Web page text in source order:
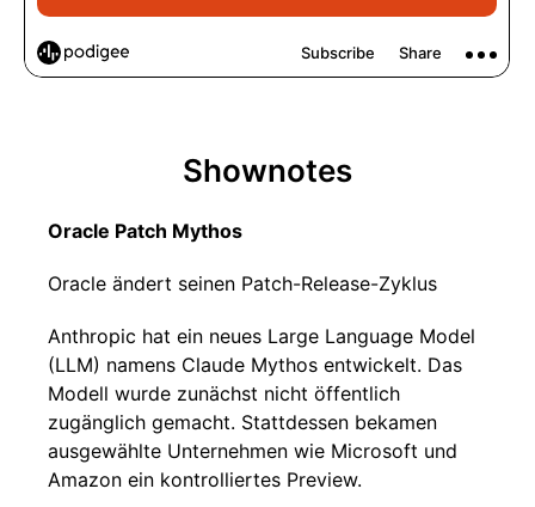
Shownotes
Oracle Patch Mythos
Oracle ändert seinen Patch-Release-Zyklus
Anthropic hat ein neues Large Language Model
(LLM) namens Claude Mythos entwickelt. Das
Modell wurde zunächst nicht öffentlich
zugänglich gemacht. Stattdessen bekamen
ausgewählte Unternehmen wie Microsoft und
Amazon ein kontrolliertes Preview.